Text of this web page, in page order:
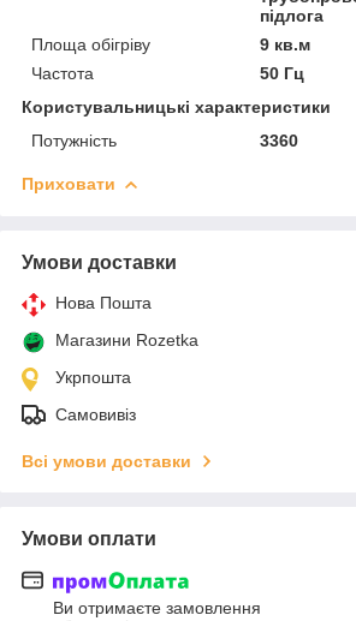
підлога
Площа обігріву
9 кв.м
Частота
50 Гц
Користувальницькі характеристики
Потужність
3360
Приховати
Умови доставки
Нова Пошта
Магазини Rozetka
Укрпошта
Самовивіз
Всі умови доставки
Умови оплати
Ви отримаєте замовлення